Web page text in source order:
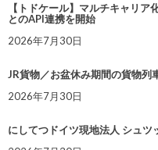
【トドケール】マルチキャリ
とのAPI連携を開始
2026年7月30日
JR貨物／お盆休み期間の貨物列
2026年7月30日
にしてつドイツ現地法人 シュ